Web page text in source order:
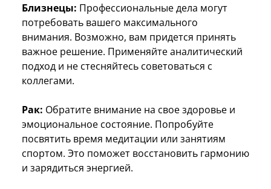
Близнецы: Профессиональные дела могут
потребовать вашего максимального
внимания. Возможно, вам придется принять
важное решение. Применяйте аналитический
подход и не стесняйтесь советоваться с
коллегами.
Рак: Обратите внимание на свое здоровье и
эмоциональное состояние. Попробуйте
посвятить время медитации или занятиям
спортом. Это поможет восстановить гармонию
и зарядиться энергией.